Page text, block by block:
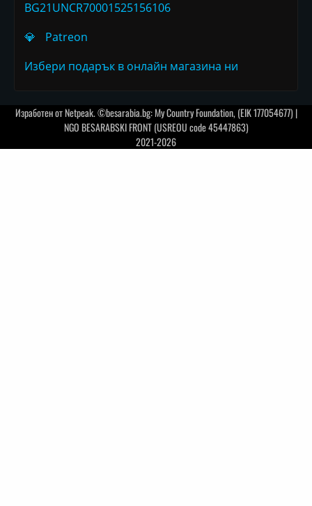
BG21UNCR70001525156106
💎
Patreon
Избери подарък в онлайн магазина ни
Изработен отNetpeak. ©besarabia.bg: My Country Foundation, (EIK 177054677) |
NGO BESARABSKI FRONT (USREOU code 45447863)
2021-2026